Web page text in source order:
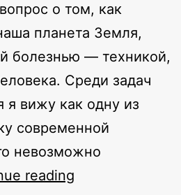
о том, как
планета Земля,
болезнью — техникой,
Среди задач
я вижу как одну из
современной
невозможно
reading